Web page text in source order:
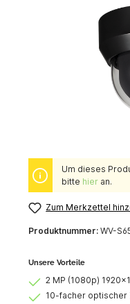
Um dieses
bitte hieran.
Zum Merkzettel
Produktnummer: WV-
Unsere Vorteile
2 MP (1080p)
10-facher optischer